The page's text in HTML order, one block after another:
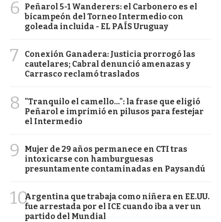
6
Peñarol 5-1 Wanderers: el Carbonero es el
bicampeón del Torneo Intermedio con
goleada incluida - EL PAÍS Uruguay
7
Conexión Ganadera: Justicia prorrogó las
cautelares; Cabral denunció amenazas y
Carrasco reclamó traslados
8
"Tranquilo el camello...": la frase que eligió
Peñarol e imprimió en pilusos para festejar
el Intermedio
9
Mujer de 29 años permanece en CTI tras
intoxicarse con hamburguesas
presuntamente contaminadas en Paysandú
10Argentina que trabaja como niñera en EE.UU.
fue arrestada por el ICE cuando iba a ver un
partido del Mundial